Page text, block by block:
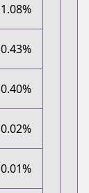
1.08%
0.43%
0.40%
0.02%
0.01%